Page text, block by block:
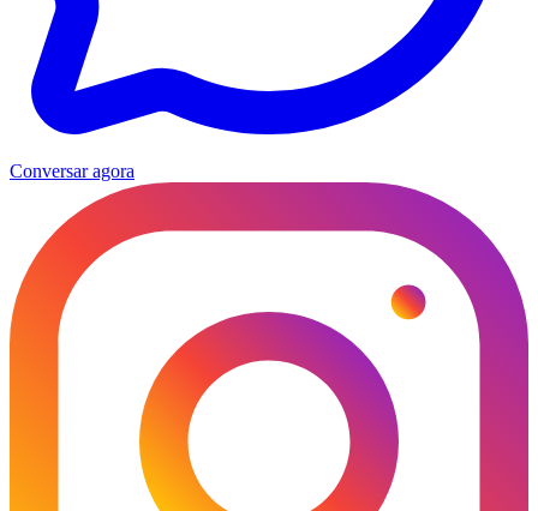
Conversar agora